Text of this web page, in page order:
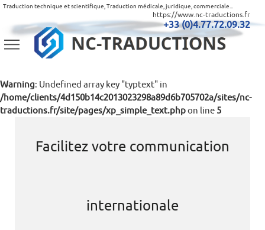
Traduction technique et scientifique, Traduction médicale, juridique, commerciale...
https://www.nc-traductions.fr
+33 (0)4.77.72.09.32
Warning: Undefined array key "typtext" in
/home/clients/4d150b14c2013023298a89d6b705702a/sites/nc-
traductions.fr/site/pages/xp_simple_text.phpon line 5
Facilitez votre communication
internationale